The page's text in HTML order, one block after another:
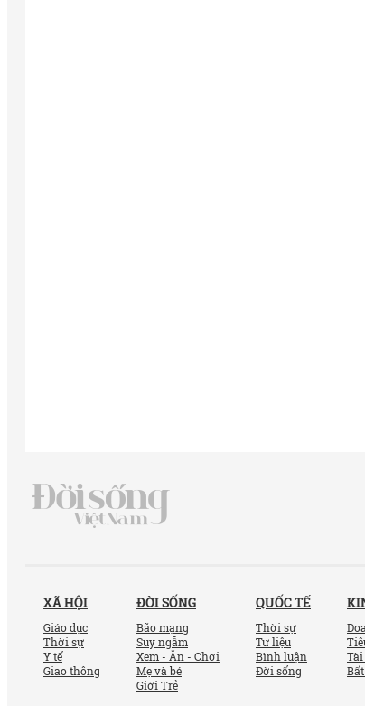
XÃ HỘI
Giáo dục
Thời sự
Y tế
Giao thông
ĐỜI SỐNG
Bão mạng
Suy ngẫm
Xem - Ăn - Chơi
Mẹ và bé
Giới Trẻ
QUỐC TẾ
Thời sự
Tư liệu
Bình luận
Đời sống